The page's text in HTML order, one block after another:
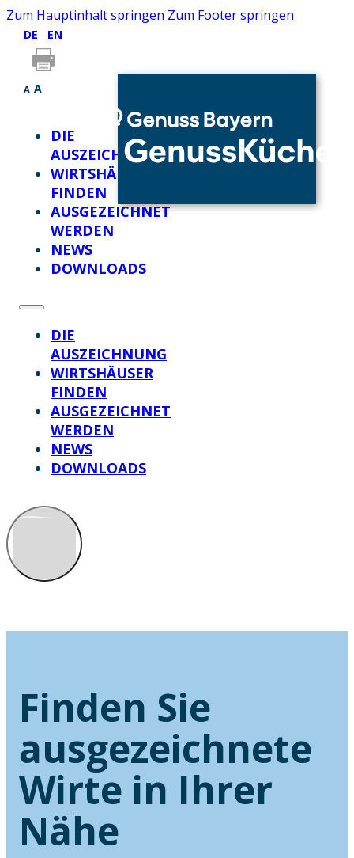
Zum Hauptinhalt springen Zum Footer springen
DE EN
A A
DIE
AUSZEICHNUNG
WIRTSHÄUSER
FINDEN
AUSGEZEICHNET
WERDEN
NEWS
DOWNLOADS
DIE
AUSZEICHNUNG
WIRTSHÄUSER
FINDEN
AUSGEZEICHNET
WERDEN
NEWS
DOWNLOADS
Finden Sie
ausgezeichnete
Wirte in Ihrer
Nähe